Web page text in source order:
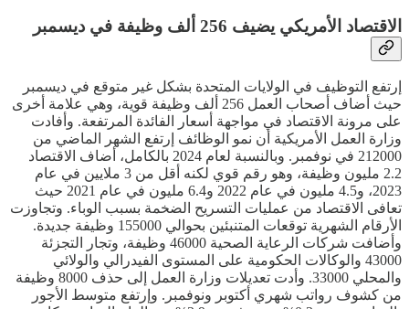
الاقتصاد الأمريكي يضيف 256 ألف وظيفة في ديسمبر
إرتفع التوظيف في الولايات المتحدة بشكل غير متوقع في ديسمبر
حيث أضاف أصحاب العمل 256 ألف وظيفة قوية، وهي علامة أخرى
على مرونة الاقتصاد في مواجهة أسعار الفائدة المرتفعة. وأفادت
وزارة العمل الأمريكية أن نمو الوظائف إرتفع الشهر الماضي من
212000 في نوفمبر. وبالنسبة لعام 2024 بالكامل، أضاف الاقتصاد
2.2 مليون وظيفة، وهو رقم قوي لكنه أقل من 3 ملايين في عام
2023، و4.5 مليون في عام 2022 و6.4 مليون في عام 2021 حيث
تعافى الاقتصاد من عمليات التسريح الضخمة بسبب الوباء. وتجاوزت
الأرقام الشهرية توقعات المتنبئين بحوالي 155000 وظيفة جديدة.
وأضافت شركات الرعاية الصحية 46000 وظيفة، وتجار التجزئة
43000 والوكالات الحكومية على المستوى الفيدرالي والولائي
والمحلي 33000. وأدت تعديلات وزارة العمل إلى حذف 8000 وظيفة
من كشوف رواتب شهري أكتوبر ونوفمبر. وإرتفع متوسط الأجور